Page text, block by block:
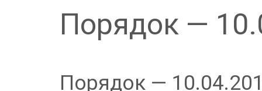
Порядок —
Порядок —